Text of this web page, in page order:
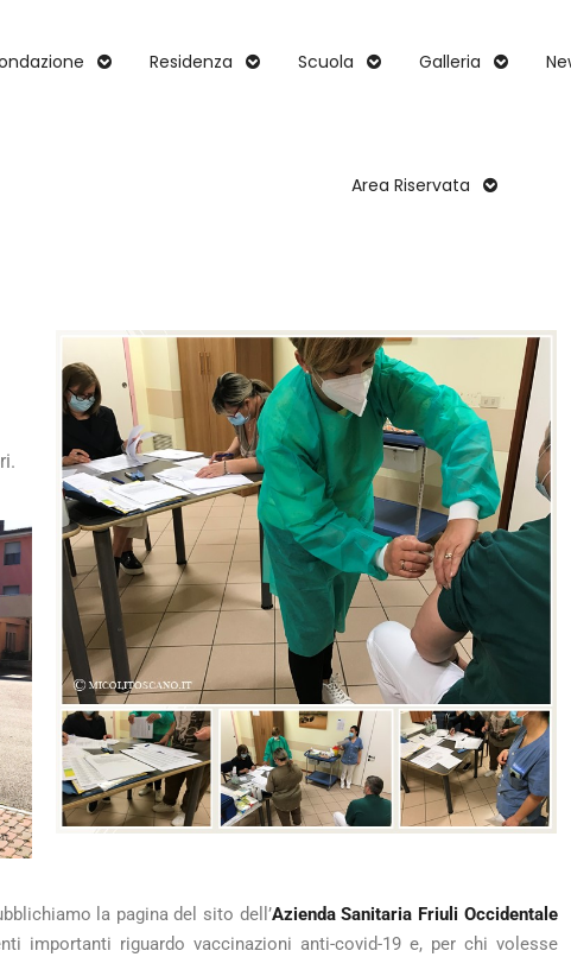
Residenza Scuola Galleria
Area Riservata
la pagina del sito dell’Azienda Sanitaria Friuli Occidentale
importanti riguardo vaccinazioni anti-covid-19 e, per chi volesse